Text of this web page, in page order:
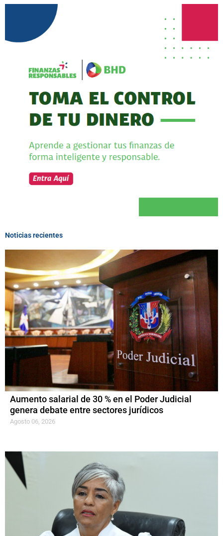
Noticias recientes
Aumento salarial de 30 % en el Poder Judicial
genera debate entre sectores jurídicos
Agosto 06, 2026